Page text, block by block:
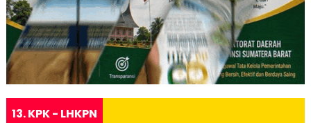
13. KPK - LHKPN